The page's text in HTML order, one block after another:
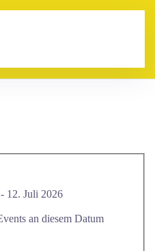
12. Juli 2026
an diesem Datum